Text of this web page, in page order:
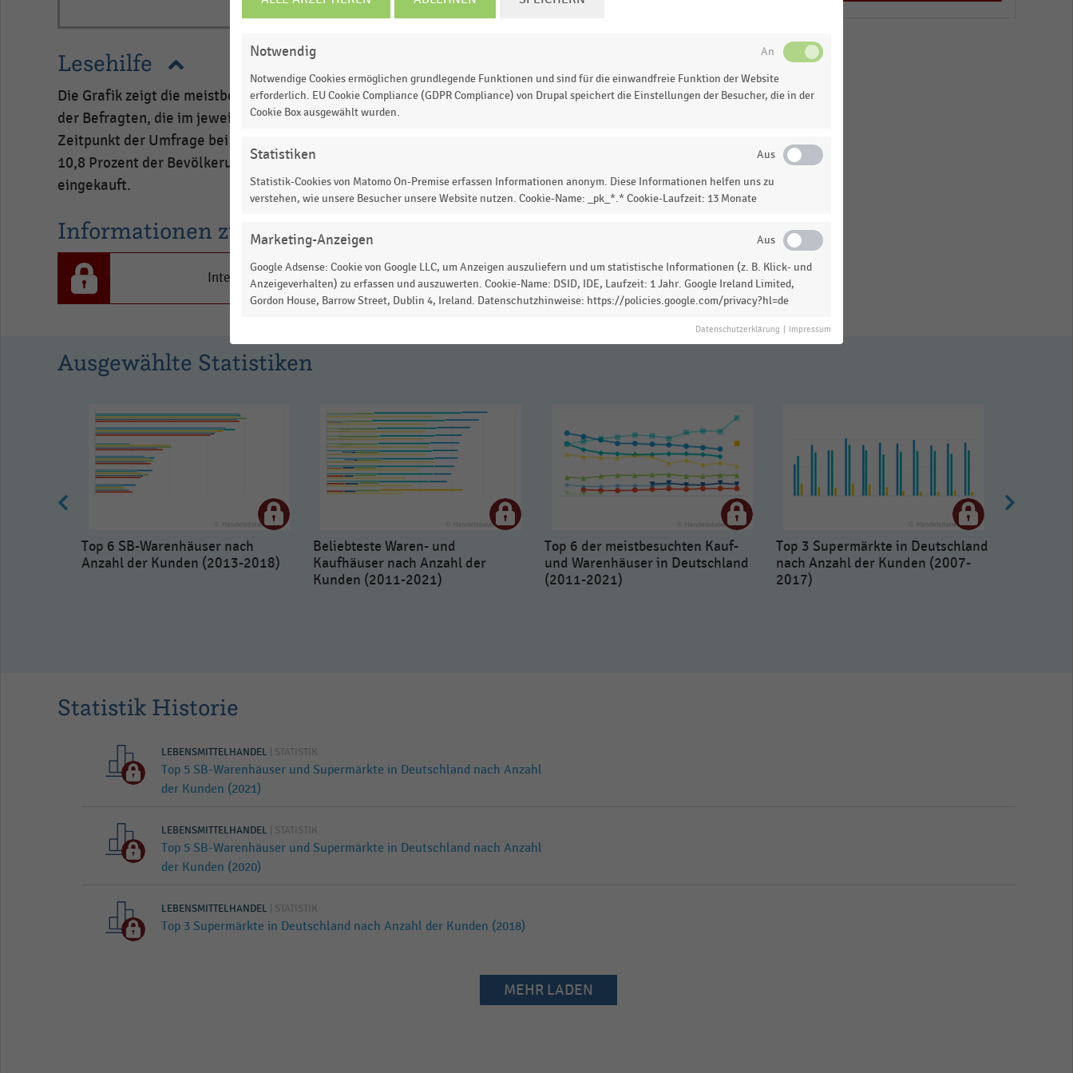
Lesehilfe
Die Grafik zeigt die meistbesuchten SB-Warenhäuser in den Jahren 2014 bis 2018, gemessen am Anteil
der Befragten, die im jeweiligen Jahr in den letzten 6 Monaten bzw. 3 Monaten (2018) vor dem
Zeitpunkt der Umfrage bei den genannten SB-Warenhäusern eingekauft haben. Im Jahr 2018 hatten
10,8 Prozent der Bevölkerung in den letzten 6 Monaten zur Zeit der Untersuchung bei Marktkauf
eingekauft.
Informationen zur Statistik
Interesse an den Inhalten zur Statistik? Jetzt einloggen oderinformieren
Ausgewählte Statistiken
Top 6 SB-Warenhäuser nach
Anzahl der Kunden (2013-2018)
Beliebteste Waren- und
Kaufhäuser nach Anzahl der
Kunden (2011-2021)
Top 6 der meistbesuchten Kauf-
und Warenhäuser in Deutschland
(2011-2021)
Top 3 Supermärkte in Deutschland
nach Anzahl der Kunden (2007-
2017)
Statistik Historie
LEBENSMITTELHANDEL | STATISTIK
Top 5 SB-Warenhäuser und Supermärkte in Deutschland nach Anzahl
der Kunden (2021)
LEBENSMITTELHANDEL | STATISTIK
Top 5 SB-Warenhäuser und Supermärkte in Deutschland nach Anzahl
der Kunden (2020)
LEBENSMITTELHANDEL | STATISTIK
Top 3 Supermärkte in Deutschland nach Anzahl der Kunden (2018)
MEHR LADEN
EINSTELLUNGEN
Notwendig
Notwendige Cookies ermöglichen grundlegende Funktionen und sind für die einwandfreie Funktion der Website
erforderlich. EU Cookie Compliance (GDPR Compliance) von Drupal speichert die Einstellungen der Besucher, die in der
Cookie Box ausgewählt wurden.
Statistiken
Statistik-Cookies von Matomo On-Premise erfassen Informationen anonym. Diese Informationen helfen uns zu
verstehen, wie unsere Besucher unsere Website nutzen. Cookie-Name: _pk_*.* Cookie-Laufzeit: 13 Monate
Marketing-Anzeigen
Google Adsense: Cookie von Google LLC, um Anzeigen auszuliefern und um statistische Informationen (z. B. Klick- und
Anzeigeverhalten) zu erfassen und auszuwerten. Cookie-Name: DSID, IDE, Laufzeit: 1 Jahr. Google Ireland Limited,
Gordon House, Barrow Street, Dublin 4, Ireland. Datenschutzhinweise: https://policies.google.com/privacy?hl=de
Datenschutzerklärung Impressum